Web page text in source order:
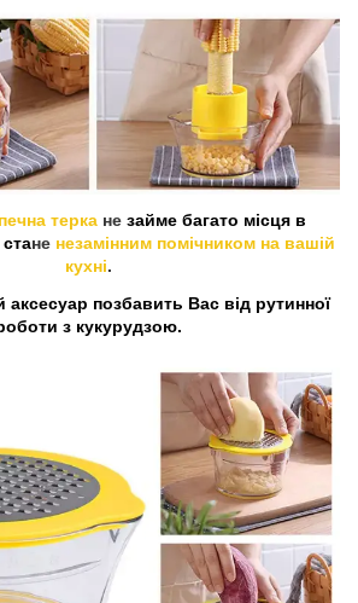
терка не займе багато місця в
не незамінним помічником на вашій
кухні.
аксесуар позбавить Вас від рутинної
з кукурудзою.